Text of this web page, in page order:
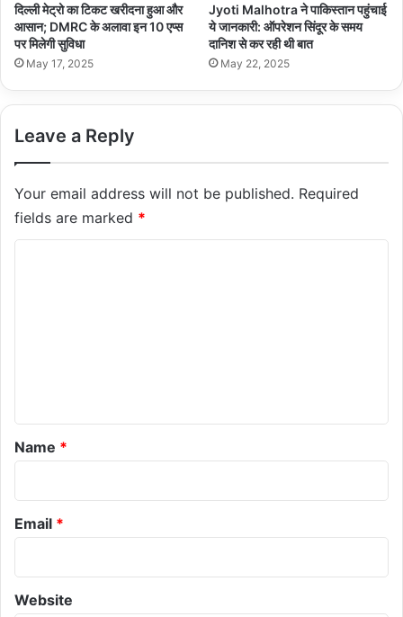
दिल्ली मेट्रो का टिकट खरीदना हुआ और
आसान; DMRC के अलावा इन 10 एप्स
पर मिलेगी सुविधा
May 17, 2025
Jyoti Malhotra ने पाकिस्तान पहुंचाई
ये जानकारी: ऑपरेशन सिंदूर के समय
दानिश से कर रही थी बात
May 22, 2025
Leave a Reply
Your email address will not be published. Required
fields are marked *
*
Name *
Email *
Website